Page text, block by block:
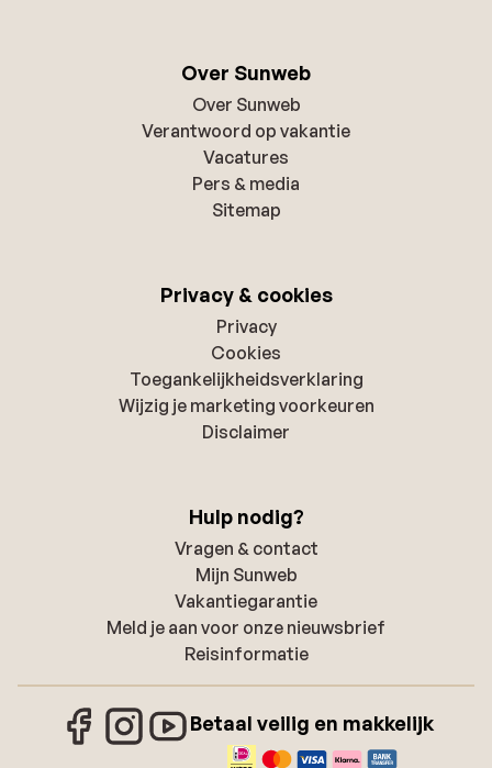
Over Sunweb
Over Sunweb
Verantwoord op vakantie
Vacatures
Pers & media
Sitemap
Privacy & cookies
Privacy
Cookies
Toegankelijkheidsverklaring
Wijzig je marketing voorkeuren
Disclaimer
Hulp nodig?
Vragen & contact
Mijn Sunweb
Vakantiegarantie
Meld je aan voor onze nieuwsbrief
Reisinformatie
Betaal veilig en makkelijk